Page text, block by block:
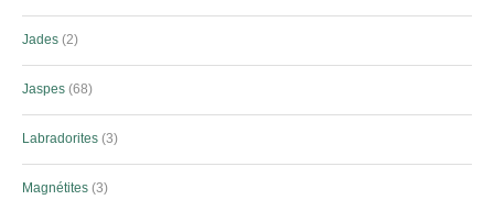
Jades 2
Jaspes 68
Labradorites 3
Magnétites 3